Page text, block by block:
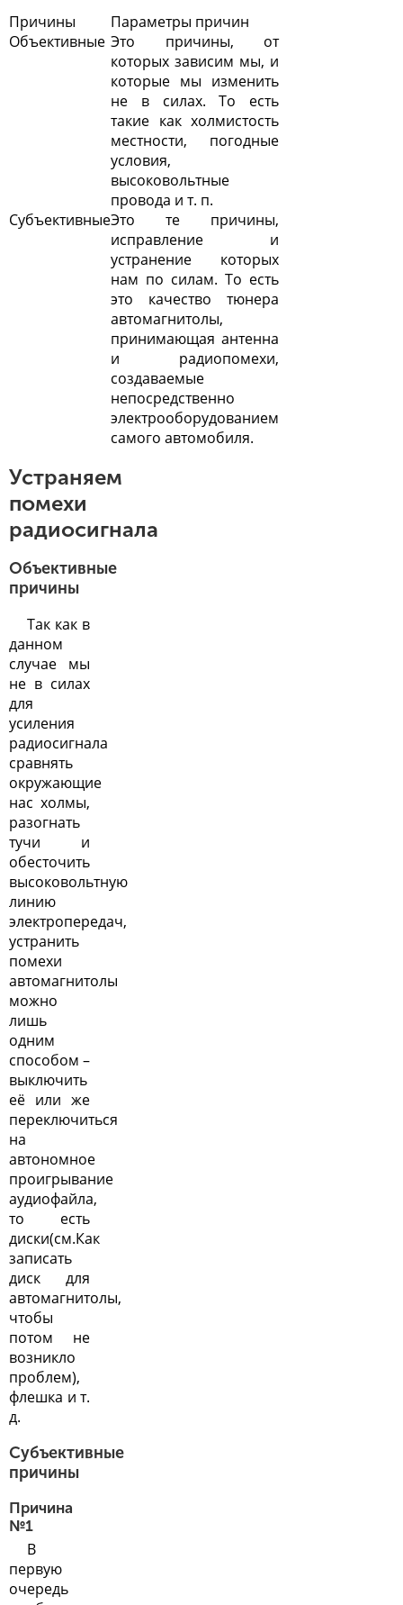
Причины
Параметры причин
Объективные Это причины, от
которых зависим мы, и
которые мы изменить
не в силах. То есть
такие как холмистость
местности, погодные
условия,
высоковольтные
провода и т. п.
СубъективныеЭто те причины,
исправление и
устранение которых
нам по силам. То есть
это качество тюнера
автомагнитолы,
принимающая антенна
и радиопомехи,
создаваемые
непосредственно
электрооборудованием
самого автомобиля.
Устраняем
помехи
радиосигнала
Объективные
причины
Так как в
данном
случае мы
не в силах
для
усиления
радиосигнала
сравнять
окружающие
нас холмы,
разогнать
тучи и
обесточить
высоковольтную
линию
электропередач,
устранить
помехи
автомагнитолы
можно
лишь
одним
способом –
выключить
её или же
переключиться
на
автономное
проигрывание
аудиофайла,
то есть
диски(см.Как
записать
диск для
автомагнитолы,
чтобы
потом не
возникло
проблем),
флешка и т.
д.
Субъективные
причины
Причина
№1
В
первую
очередь